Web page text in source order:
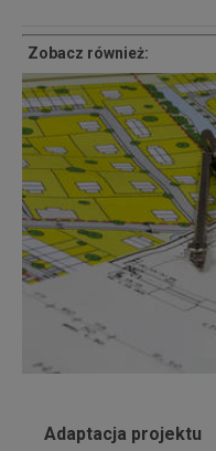
Zobacz również:
Adaptacja projektu